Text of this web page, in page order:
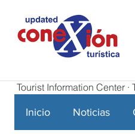
Tourist Information Center ·
Inicio Noticias